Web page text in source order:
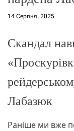
14 Серпня, 2025
Скандал
Лабазюк
Раніше ми вже